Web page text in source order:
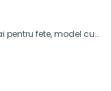
pentru fete, model cu